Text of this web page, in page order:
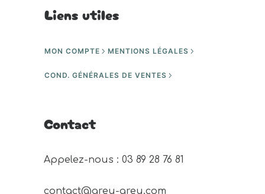
Liens utiles
MON COMPTE MENTIONS LÉGALES
COND. GÉNÉRALES DE VENTES
Contact
Appelez-nous : 03 89 28 76 81
contact@areu-areu.com